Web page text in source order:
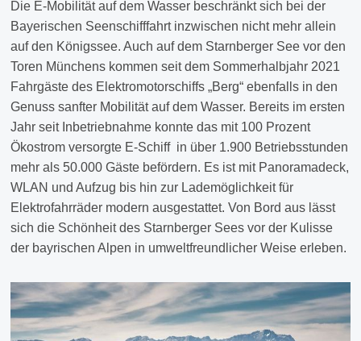
Die E-Mobilität auf dem Wasser beschränkt sich bei der
Bayerischen Seenschifffahrt inzwischen nicht mehr allein
auf den Königssee. Auch auf dem Starnberger See vor den
Toren Münchens kommen seit dem Sommerhalbjahr 2021
Fahrgäste des Elektromotorschiffs „Berg“ ebenfalls in den
Genuss sanfter Mobilität auf dem Wasser. Bereits im ersten
Jahr seit Inbetriebnahme konnte das mit 100 Prozent
Ökostrom versorgte E-Schiff in über 1.900 Betriebsstunden
mehr als 50.000 Gäste befördern. Es ist mit Panoramadeck,
WLAN und Aufzug bis hin zur Lademöglichkeit für
Elektrofahrräder modern ausgestattet. Von Bord aus lässt
sich die Schönheit des Starnberger Sees vor der Kulisse
der bayrischen Alpen in umweltfreundlicher Weise erleben.